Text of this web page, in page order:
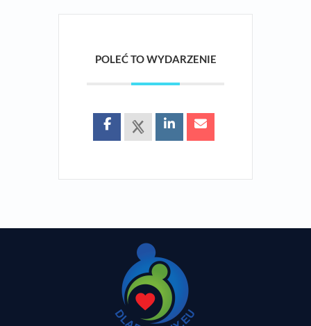
POLEĆ TO WYDARZENIE